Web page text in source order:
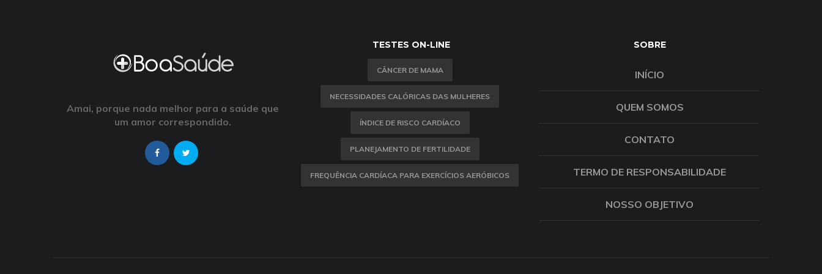
Amai, porque nada melhor para a saúde que
um amor correspondido.
TESTES ON-LINE
CÂNCER DE MAMA
NECESSIDADES CALÓRICAS DAS MULHERES
ÍNDICE DE RISCO CARDÍACO
PLANEJAMENTO DE FERTILIDADE
FREQUÊNCIA CARDÍACA PARA EXERCÍCIOS AERÓBICOS
SOBRE
INÍCIO
QUEM SOMOS
CONTATO
TERMO DE RESPONSABILIDADE
NOSSO OBJETIVO